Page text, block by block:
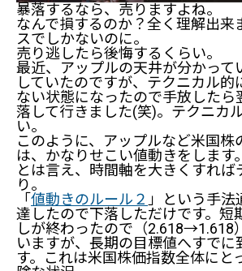
暴落するなら、売りますよね。
なんで損するのか？全く理解出来
スでしかないのに。
売り逃したら後悔するくらい。
最近、アップルの天井が分かって
していたのですが、テクニカル的
ない状態になったので手放したら
落して行きました(笑)。テクニカ
い。
このように、アップルなど米国株
は、かなりせこい値動きをします。
とは言え、時間軸を大きくすれば
り。
「 値動きのルール２ 」という手法
達したので下落しただけです。短
しが終わったので（2.618→1.618
いますが、長期の目標値へすでに
す。これは米国株価指数全体にと